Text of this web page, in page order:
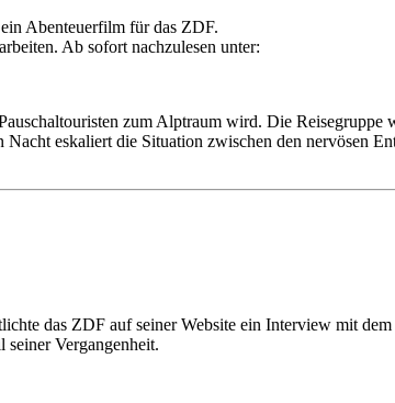
Abenteuerfilm für das ZDF.
Ab sofort nachzulesen unter:
zum Alptraum wird. Die
eskaliert die Situation zwischen den nervösen
das ZDF auf seiner Website ein Interview mit
Vergangenheit.